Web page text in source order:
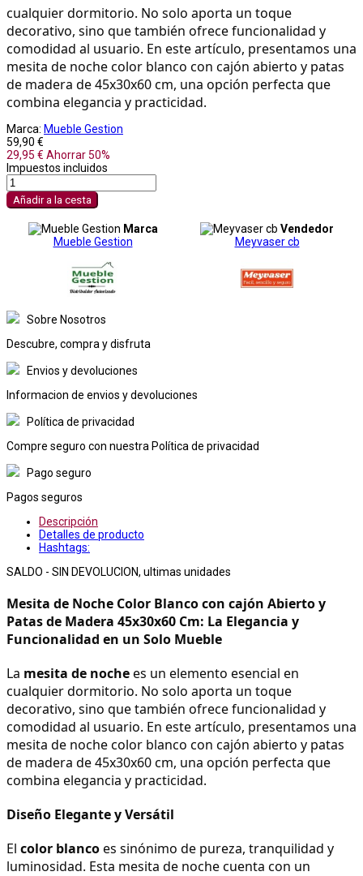
cualquier dormitorio. No solo aporta un toque
decorativo, sino que también ofrece funcionalidad y
comodidad al usuario. En este artículo, presentamos una
mesita de noche color blanco con cajón abierto y patas
de madera de 45x30x60 cm, una opción perfecta que
combina elegancia y practicidad.
Marca: Mueble Gestion
59,90 €
29,95 € Ahorrar 50%
Impuestos incluidos
Añadir a la cesta
Marca
Mueble Gestion
Vendedor
Meyvaser cb
Sobre Nosotros
Descubre, compra y disfruta
Envios y devoluciones
Informacion de envios y devoluciones
Política de privacidad
Compre seguro con nuestra Política de privacidad
Pago seguro
Pagos seguros
Descripción
Detalles de producto
Hashtags:
SALDO - SIN DEVOLUCION, ultimas unidades
Mesita de Noche Color Blanco con cajón Abierto y
Patas de Madera 45x30x60 Cm: La Elegancia y
Funcionalidad en un Solo Mueble
La mesita de noche es un elemento esencial en
cualquier dormitorio. No solo aporta un toque
decorativo, sino que también ofrece funcionalidad y
comodidad al usuario. En este artículo, presentamos una
mesita de noche color blanco con cajón abierto y patas
de madera de 45x30x60 cm, una opción perfecta que
combina elegancia y practicidad.
Diseño Elegante y Versátil
El color blanco es sinónimo de pureza, tranquilidad y
luminosidad. Esta mesita de noche cuenta con un